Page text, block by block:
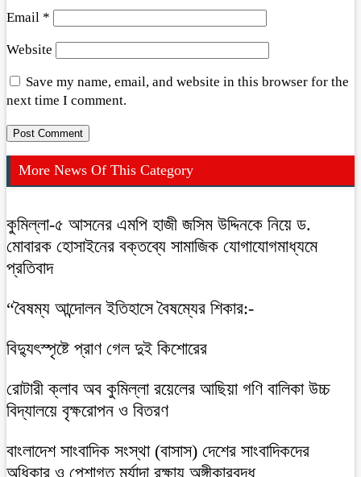
Email *
Website
Save my name, email, and website in this browser for the
next time I comment.
More News Of This Category
কুমিল্লা-৫ আসনের এমপি হাজী জসিম উদ্দিনকে নিয়ে ড.
মোবারক হোসাইনের বক্তব্যে সামাজিক যোগাযোগমাধ্যমে
প্রতিবাদ
“বৈষম্য আন্দোলন ইতিহাসে বৈষম্যের শিকার:-
বিদ্যুৎস্পৃষ্টে প্রাণ গেল দুই কিশোরের
রোটারী ক্লাব অব কুমিল্লা রয়েলের আছিয়া গণি বালিকা উচ্চ
বিদ্যালয়ে বৃক্ষরোপন ও বিতরণ
বাংলাদেশ সাংবাদিক সংস্থা (বাসাস) দেশের সাংবাদিকদের
অধিকার ও পেশাগত মর্যাদা রক্ষায় অঙ্গীকারবদ্ধ